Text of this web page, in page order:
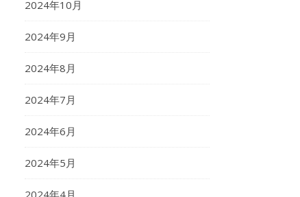
2024年10月
2024年9月
2024年8月
2024年7月
2024年6月
2024年5月